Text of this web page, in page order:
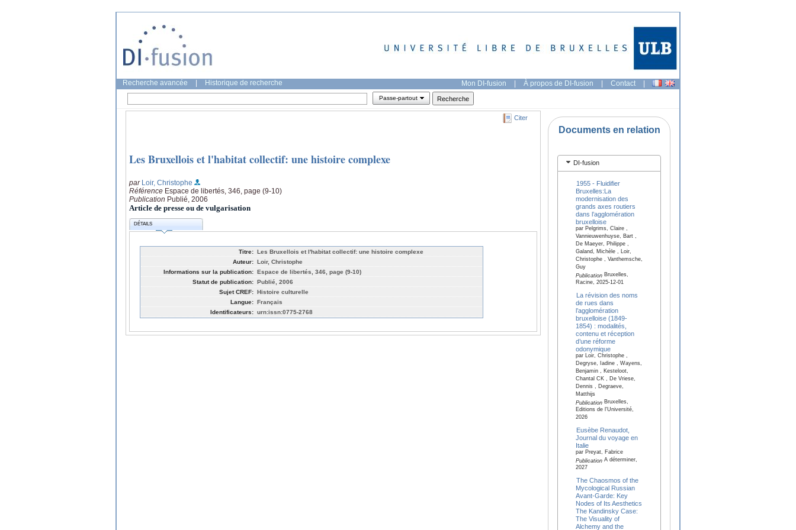
Recherche avancée Historique de recherche Mon DI-fusion | À propos de DI-fusion | Contact |
Passe-partout
Citer
Les Bruxellois et l'habitat collectif: une histoire complexe
par Loir, Christophe
Référence Espace de libertés, 346, page (9-10)
Publication Publié, 2006
Article de presse ou de vulgarisation
DÉTAILS
Titre: Les Bruxellois et l'habitat collectif: une histoire complexe
Auteur: Loir, Christophe
Informations sur la publication: Espace de libertés, 346, page (9-10)
Statut de publication: Publié, 2006
Sujet CREF: Histoire culturelle
Langue: Français
Identificateurs: urn:issn:0775-2768
Documents en relation
DI-fusion
1955 - Fluidifier
Bruxelles:La
modernisation des
grands axes routiers
dans l’agglomération
bruxelloise
par Pelgrims, Claire ,
Vannieuwenhuyse, Bart ,
De Maeyer, Philippe ,
Galand, Michèle , Loir,
Christophe , Vanthemsche,
Guy
PublicationBruxelles,
Racine, 2025-12-01
La révision des noms
de rues dans
l’agglomération
bruxelloise (1849-
1854) : modalités,
contenu et réception
d’une réforme
odonymique
par Loir, Christophe ,
Degryse, Iadine , Wayens,
Benjamin , Kesteloot,
Chantal CK , De Vriese,
Dennis , Degraeve,
Matthijs
PublicationBruxelles,
Editions de l'Université,
2026
Eusèbe Renaudot,
Journal du voyage en
Italie
par Preyat, Fabrice
PublicationA déterminer,
2027
The Chaosmos of the
Mycological Russian
Avant-Garde: Key
Nodes of Its Aesthetics
The Kandinsky Case:
The Visuality of
Alchemy and the